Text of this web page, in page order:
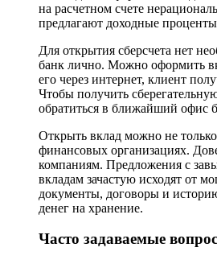
на расчетном счете
предлагают доходные
Для открытия сберсчета нет
банк лично. Можно оформить
его через интернет, клиент
Чтобы получить
обратиться в ближайший офис
Открыть вклад можно не
финансовых организациях.
компаниям. Предложения с
вкладам зачастую исходят от
документы, договоры и
денег на хранение.
Часто задаваемые